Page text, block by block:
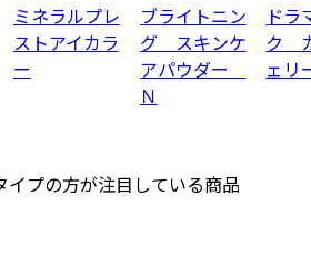
ミネラルプレ
ストアイカラ
ー
ブライトニン
グ スキンケ
アパウダー
Ｎ
ドラ
ク
ェ
イプの方が注目している商品